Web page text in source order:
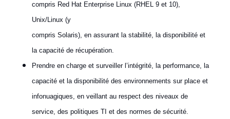
compris Red Hat Enterprise Linux (RHEL 9 et 10),
Unix/Linux (y
compris Solaris), en assurant la stabilité, la disponibilité et
la capacité de récupération.
Prendre en charge et surveiller l’intégrité, la performance, la
capacité et la disponibilité des environnements sur place et
infonuagiques, en veillant au respect des niveaux de
service, des politiques TI et des normes de sécurité.